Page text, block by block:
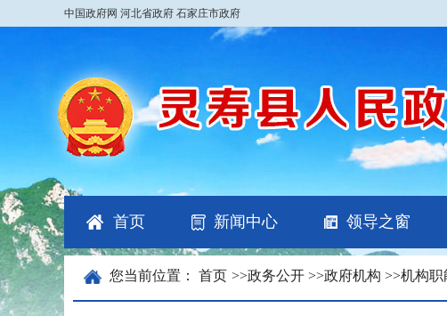
中国政府网 河北省政府 石家庄市政府
首页 新闻中心 领导之窗
您当前位置： 首页 >>政务公开 >>政府机构 >>机构职